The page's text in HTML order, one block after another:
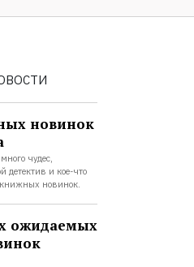
новинок
чудес,
детектив и кое-что
новинок.
ожидаемых